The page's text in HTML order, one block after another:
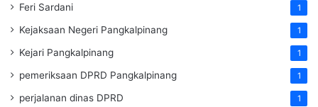
Feri Sardani 1
Kejaksaan Negeri Pangkalpinang 1
Kejari Pangkalpinang 1
pemeriksaan DPRD Pangkalpinang 1
perjalanan dinas DPRD 1